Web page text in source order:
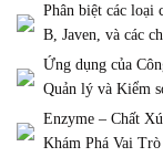
Phân biệt các loại
B, Javen, và các
Ứng dụng của
Quản lý và Kiểm
Enzyme – Chất
Khám Phá Vai